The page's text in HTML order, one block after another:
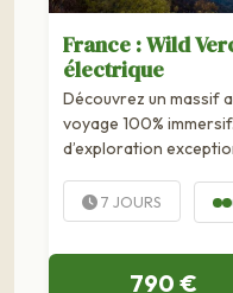
France : Wild
électrique
Découvrez un massif
voyage 100%
d’exploration
d’alpages, et ses
7 JOURS
790 €